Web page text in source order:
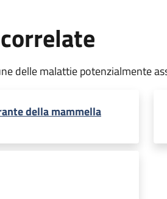
delle malattie potenzialmente
della mammella